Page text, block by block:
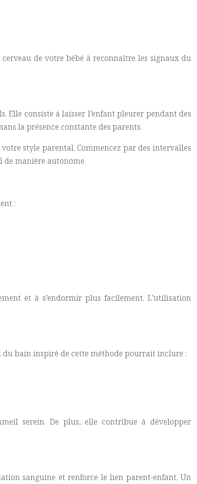
de votre bébé à reconnaître les signaux du
Elle consiste à laisser l’enfant pleurer pendant des
la présence constante des parents.
style parental. Commencez par des intervalles
de manière autonome.
:
et à s’endormir plus facilement. L’utilisation
du bain inspiré de cette méthode pourrait inclure :
serein. De plus, elle contribue à développer
sanguine et renforce le lien parent-enfant. Un